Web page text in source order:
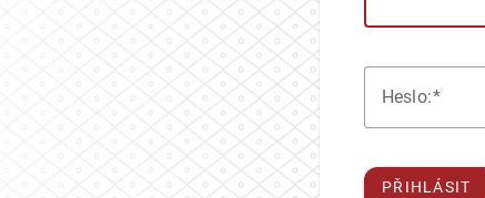
Heslo:
PŘIHLÁSIT